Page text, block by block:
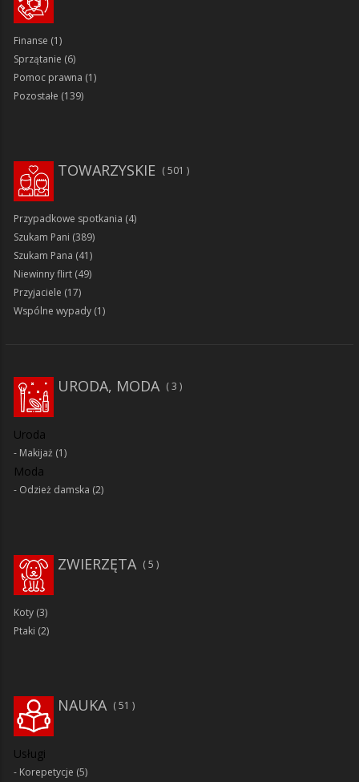
Finanse (1)
Sprzątanie (6)
Pomoc prawna (1)
Pozostałe (139)
TOWARZYSKIE 501
Przypadkowe spotkania (4)
Szukam Pani (389)
Szukam Pana (41)
Niewinny flirt (49)
Przyjaciele (17)
Wspólne wypady (1)
URODA, MODA 3
Uroda
Makijaż (1)
Moda
Odzież damska (2)
ZWIERZĘTA 5
Koty (3)
Ptaki (2)
51
NAUKA
Usługi
Korepetycje (5)